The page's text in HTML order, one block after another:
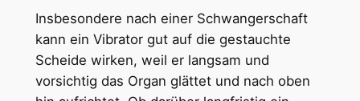
Insbesondere nach einer Schwangerschaft
kann ein Vibrator gut auf die gestauchte
Scheide wirken, weil er langsam und
vorsichtig das Organ glättet und nach oben